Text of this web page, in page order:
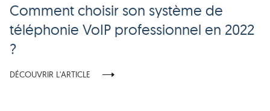
Comment choisir son système de
téléphonie VoIP professionnel en 2022
?
DÉCOUVRIR L'ARTICLE